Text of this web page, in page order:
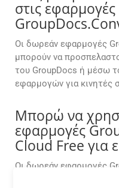
στις εφαρμογές
Οι δωρεάν εφαρμογές
μπορούν να
του GroupDocs ή μέσω
εφαρμογών για κινητές
Μπορώ να
εφαρμογές
Cloud Free για
Οι δωρεάν εφαρμογές